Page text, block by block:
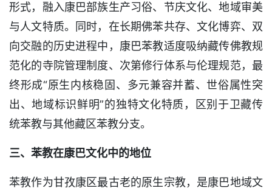
形式，融入康巴部族生产习俗、节庆文化、地域审美
与人文特质。同时，在长期佛苯共存、文化博弈、双
向交融的历史进程中，康巴苯教适度吸纳藏传佛教规
范化的寺院管理制度、次第修行体系与伦理规范，最
终形成“原生内核稳固、多元兼容并蓄、世俗属性突
出、地域标识鲜明”的独特文化特质，区别于卫藏传
统苯教与其他藏区苯教分支。
三、苯教在康巴文化中的地位
苯教作为甘孜康区最古老的原生宗教，是康巴地域文